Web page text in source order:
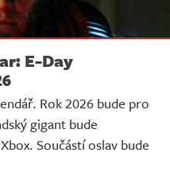
E-Day
Rok 2026 bude pro
gigant bude
Součástí oslav bude